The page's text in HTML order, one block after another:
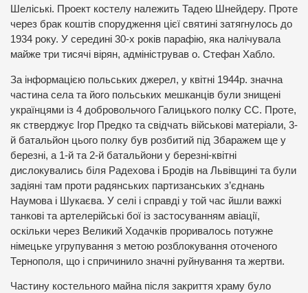
Шеліські. Проект костелу належить Тадею Шнейдеру. Проте
через брак коштів спорудження цієї святині затягнулось до
1934 року. У середині 30-х років парафію, яка налічувала
майже три тисячі вірян, адміністрував о. Стефан Хабло.
За інформацією польських джерел, у квітні 1944р. значна
частина села та його польських мешканців були знищені
українцями із 4 добровольчого Галицького полку СС. Проте,
як стверджує Ігор Предко та свідчать військові матеріали, 3-
й батальйон цього полку був розбитий під Збаражем ще у
березні, а 1-й та 2-й батальйони у березні-квітні
дислокувались біля Радехова і Бродів на Львівщині та були
задіяні там проти радянських партизанських з’єднань
Наумова і Шукаєва. У селі і справді у той час йшли важкі
танкові та артелерійські бої із застосуванням авіації,
оскільки через Великий Ходачків проривалось потужне
німецьке угрупування з метою розблокування оточеного
Тернополя, що і спричинило значні руйнування та жертви.
Частину костельного майна після закриття храму було